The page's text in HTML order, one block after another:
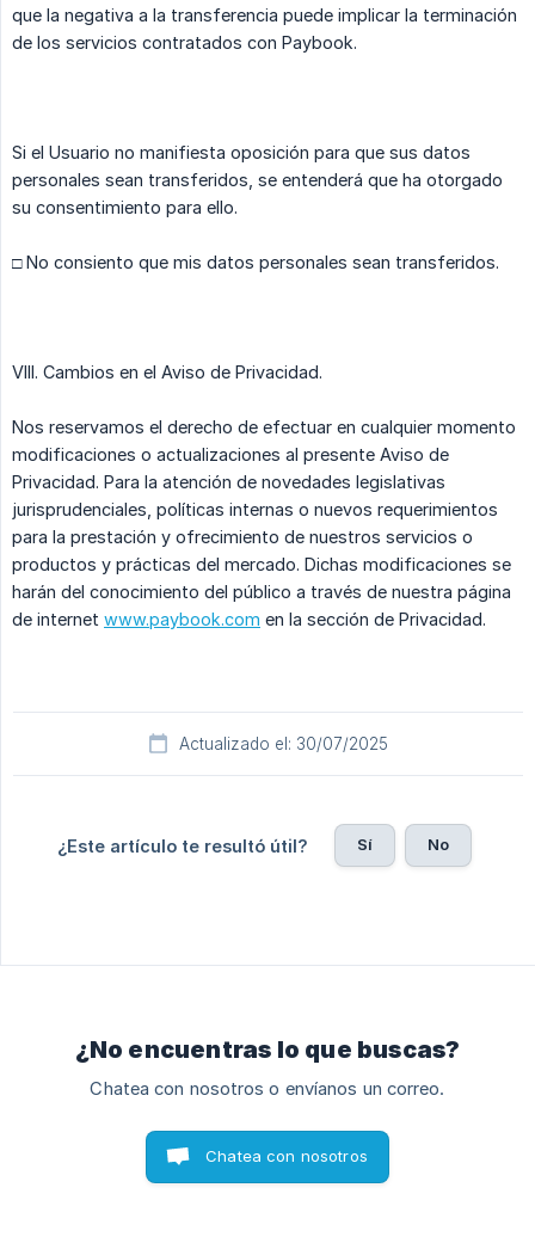
que la negativa a la transferencia puede implicar la terminación
de los servicios contratados con Paybook.
Si el Usuario no manifiesta oposición para que sus datos
personales sean transferidos, se entenderá que ha otorgado
su consentimiento para ello.
□ No consiento que mis datos personales sean transferidos.
VIII. Cambios en el Aviso de Privacidad.
Nos reservamos el derecho de efectuar en cualquier momento
modificaciones o actualizaciones al presente Aviso de
Privacidad. Para la atención de novedades legislativas
jurisprudenciales, políticas internas o nuevos requerimientos
para la prestación y ofrecimiento de nuestros servicios o
productos y prácticas del mercado. Dichas modificaciones se
harán del conocimiento del público a través de nuestra página
de internet www.paybook.com en la sección de Privacidad.
Actualizado el: 30/07/2025
¿Este artículo te resultó útil? Sí No
¿No encuentras lo que buscas?
Chatea con nosotros o envíanos un correo.
Chatea con nosotros